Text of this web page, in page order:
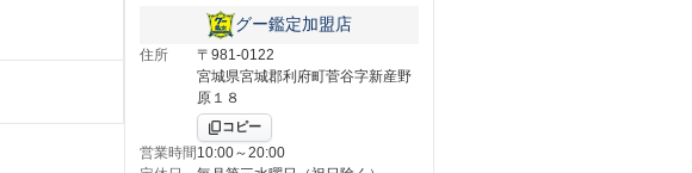
グー鑑定加盟店
住所
〒981-0122
宮城県宮城郡利府町菅谷字新産野
原１８
コピー
営業時間10:00～20:00